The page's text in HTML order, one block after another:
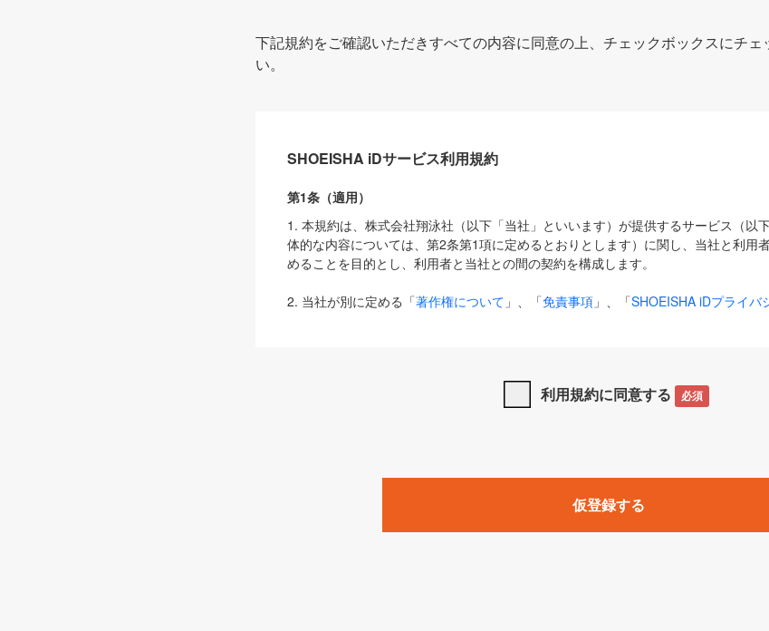
下記規約をご確認いただきすべての内容に同意の上、チェックボックスにチェ
い。
SHOEISHA iDサービス利用規約
第1条（適用）
1. 本規約は、株式会社翔泳社（以下「当社」といいます）が提供するサービス（以
体的な内容については、第2条第1項に定めるとおりとします）に関し、当社と利用
めることを目的とし、利用者と当社との間の契約を構成します。
2. 当社が別に定める「著作権について 」、「免責事項 」、「SHOEISHA iDプライバ
は、本規約の規定が優先して適用されるものとします。
1. 「本サービス」とは、当社が提供する以下のサービス（名称や内容が変更された
みます）及びこれらサービスに関連して当社が実施するイベントやキャンペーンをい
「SEBook」「SEShop」「CodeZine」「MarkeZine」「EnterpriseZine」「ECzine
利用規約に同意する 必須
仮登録する